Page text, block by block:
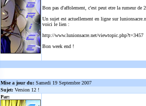
Bon pas d'affolement, c'est peut etre la rumeur de
Un sujet est actuellement en ligne sur
voici le lien :
http://www.lunionsacre.net/viewtopic.php?t=3457
Bon week end !
Mise a jour du: Samedi 19 Septembre 2007
Sujet: Version 12 !
Par: